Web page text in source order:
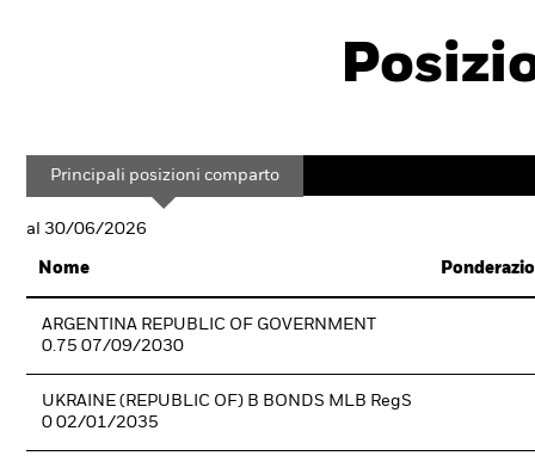
Principali posizioni comparto
al 30/06/2026
Nome
ARGENTINA REPUBLIC OF GOVERNMENT
0.75 07/09/2030
UKRAINE (REPUBLIC OF) B BONDS MLB RegS
0 02/01/2035